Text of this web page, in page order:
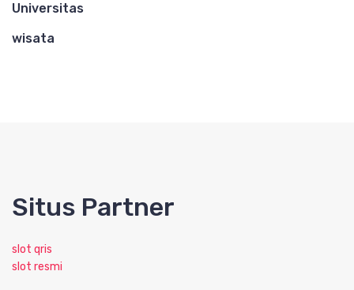
Universitas
wisata
Situs Partner
slot qris
slot resmi